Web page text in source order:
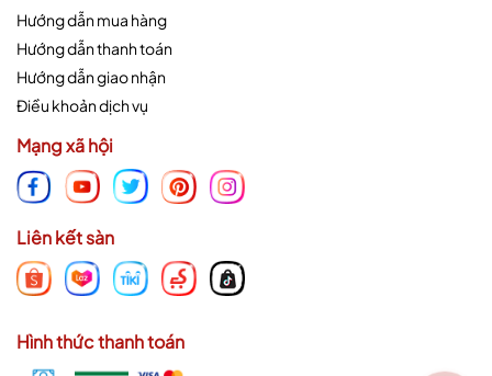
Hướng dẫn mua hàng
Hướng dẫn thanh toán
Hướng dẫn giao nhận
Điều khoản dịch vụ
Mạng xã hội
Liên kết sàn
Hình thức thanh toán